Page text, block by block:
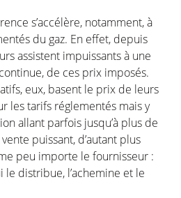
s’accélère, notamment, à
du gaz. En effet, depuis
assistent impuissants à une
de ces prix imposés.
eux, basent le prix de leurs
les tarifs réglementés mais y
allant parfois jusqu’à plus de
puissant, d’autant plus
peu importe le fournisseur :
le distribue, l’achemine et le